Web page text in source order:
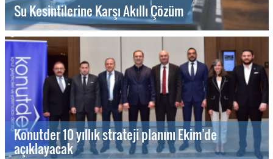
Su Kesintilerine Karşı Akıllı Çözüm
Konutder 10 yıllık strateji planını Ekim’de
açıklayacak